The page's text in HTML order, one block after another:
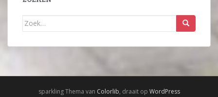
Zoek
sparkling Thema van Colorlib, draait op WordPress